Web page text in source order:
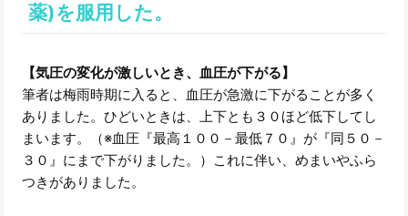
薬)を服用した。
【気圧の変化が激しいとき、血圧が下がる】
筆者は梅雨時期に入ると、血圧が急激に下がることが多く
ありました。ひどいときは、上下とも３０ほど低下してし
まいます。（※血圧『最高１００－最低７０』が『同５０－
３０』にまで下がりました。）これに伴い、めまいやふら
つきがありました。